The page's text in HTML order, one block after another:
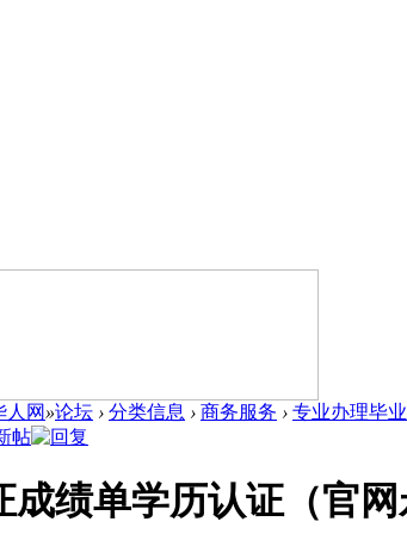
人网 »论坛 › 分类信息 › 商务服务 › 专业办理毕
绩单学历认证（官网